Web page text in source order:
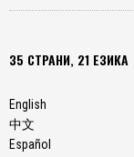
35 СТРАНИ, 21 ЕЗИКА
English
中文
Español